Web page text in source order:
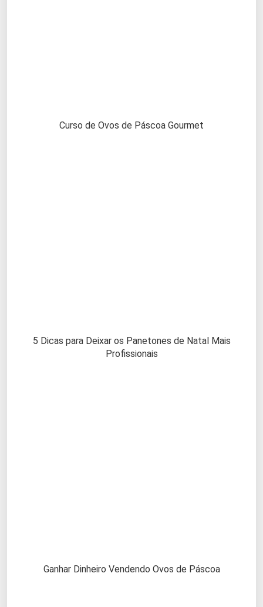
Curso de Ovos de Páscoa Gourmet
5 Dicas para Deixar os Panetones de Natal Mais
Profissionais
Ganhar Dinheiro Vendendo Ovos de Páscoa